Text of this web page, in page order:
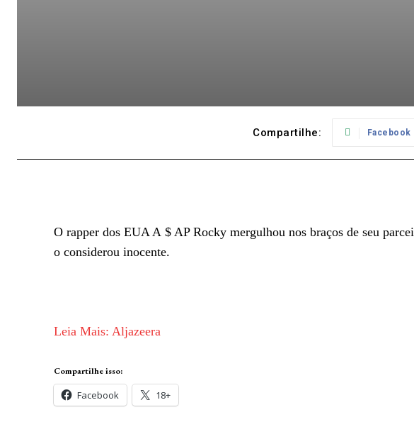
Compartilhe: Facebook
O rapper dos EUA A $ AP Rocky mergulhou nos braços de seu
o considerou inocente.
Leia Mais: Aljazeera
Compartilhe isso:
Facebook 18+